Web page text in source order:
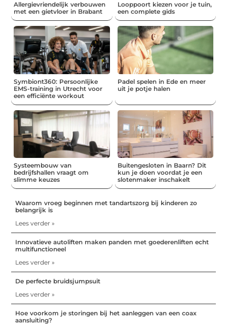
Allergievriendelijk verbouwen
met een gietvloer in Brabant
Looppoort kiezen voor je tuin,
een complete gids
Symbiont360: Persoonlijke
EMS-training in Utrecht voor
een efficiënte workout
Padel spelen in Ede en meer
uit je potje halen
Systeembouw van
bedrijfshallen vraagt om
slimme keuzes
Buitengesloten in Baarn? Dit
kun je doen voordat je een
slotenmaker inschakelt
Waarom vroeg beginnen met tandartszorg bij kinderen zo
belangrijk is
Lees verder »
Innovatieve autoliften maken panden met goederenliften echt
multifunctioneel
Lees verder »
De perfecte bruidsjumpsuit
Lees verder »
Hoe voorkom je storingen bij het aanleggen van een coax
aansluiting?